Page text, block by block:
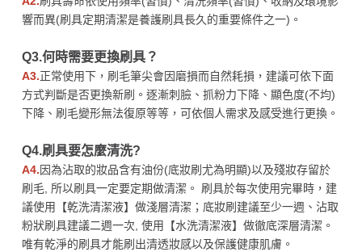
響而異(刷具定期清潔是養護刷具長久的重要條件之一)。
Q3.何時需要更換刷具？
A3.正常使用下，刷毛筆尖會因磨損而自然耗損，建議可依下面
方式判斷是否更換新刷。逐漸刺臉、抓粉力下降、顯色度(不均)
下降、刷毛變形無法復原等等，可依個人需求及感受進行更換。
Q4.刷具要怎麼清洗?
A4.因為沾取的妝品含有油份(底妝刷尤為明顯)以及殘妝存留於
刷毛, 所以刷具一定要定期做清潔。 刷具於每次使用完畢時，建
議使用【乾洗清潔液】做淺層清潔；底妝刷建議至少一週、沾取
粉狀刷具建議二週一次, 使用【水洗清潔液】做徹底深層清潔。
唯有乾淨的刷具才能刷出清透妝感以及保護健康肌膚。